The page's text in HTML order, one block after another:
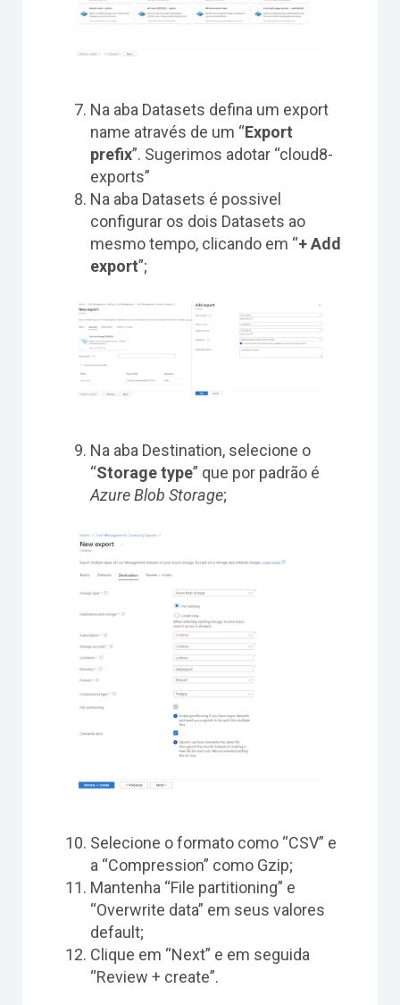
Na aba Datasets defina um export
name através de um “Export
prefix”. Sugerimos adotar “cloud8-
exports”
Na aba Datasets é possivel
configurar os dois Datasets ao
mesmo tempo, clicando em “+ Add
export”;
Na aba Destination, selecione o
“Storage type” que por padrão é
Azure Blob Storage;
Selecione o formato como “CSV” e
a “Compression” como Gzip;
Mantenha “File partitioning” e
“Overwrite data” em seus valores
default;
Clique em “Next” e em seguida
“Review + create”.